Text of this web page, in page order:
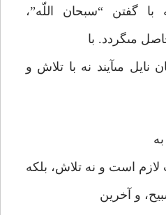
با گفتن “سبحان اللّه”،
مى‏گردد. با
نايل مى‏آيند نه با تلاش و
است و نه تلاش، بلكه
و آخرين